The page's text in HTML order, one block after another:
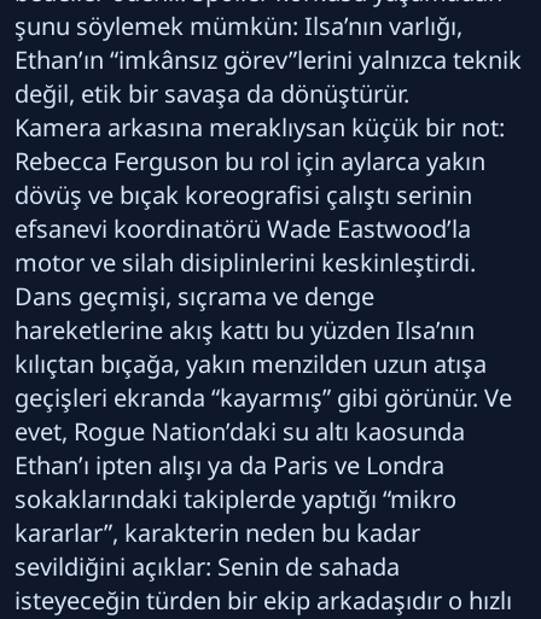
şunu söylemek mümkün: Ilsa’nın varlığı,
Ethan’ın “imkânsız görev”lerini yalnızca teknik
değil, etik bir savaşa da dönüştürür.
Kamera arkasına meraklıysan küçük bir not:
Rebecca Ferguson bu rol için aylarca yakın
dövüş ve bıçak koreografisi çalıştı serinin
efsanevi koordinatörü Wade Eastwood’la
motor ve silah disiplinlerini keskinleştirdi.
Dans geçmişi, sıçrama ve denge
hareketlerine akış kattı bu yüzden Ilsa’nın
kılıçtan bıçağa, yakın menzilden uzun atışa
geçişleri ekranda “kayarmış” gibi görünür. Ve
evet, Rogue Nation’daki su altı kaosunda
Ethan’ı ipten alışı ya da Paris ve Londra
sokaklarındaki takiplerde yaptığı “mikro
kararlar”, karakterin neden bu kadar
sevildiğini açıklar: Senin de sahada
isteyeceğin türden bir ekip arkadaşıdır o hızlı